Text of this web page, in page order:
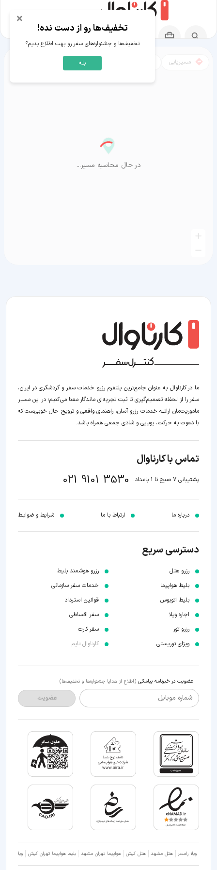
مسیریابی
در حال محاسبه مسیر...
ما در کارناوال به عنوان جامع‌ترین پلتفرم رزرو خدمات سفر و گردشگری در ایران،
سفر را از لحظه‌ تصمیم‌گیری تا ثبت تجربه‌ای ماندگار معنا می‌کنیم؛ در این مسیر‍
ماموریت‌مان اراﺋــﻪ خدمات رزرو آسان، راهنمای واقعی و ترویج حال خوبی‌ست که
با دعوت به حرکت، پویایی و شادی جمعی همراه باشد.
تماس با کارناوال
پشتیبانی 7 صبح تا 1 بامداد: 021 9101 3530
درباره ما ارتباط با ما شرایط و ضوابـط
دسترسی سریع
رزرو هتل
بلیط هواپیما
بلیط اتوبوس
اجاره ویلا
رزرو تور
ویزای توریستی
رزرو هوشمند بلیط
خدمات سفر سازمانی
قوانین استرداد
سفر اقساطی
سفر کارت
کارناوال تایم
عضویت در خبرنامه پیامکی (اطلاع از هدایا جشنواره‌ها و تخفیف‌ها)
شماره موبایل عضویت
ویلا رامسر هتل مشهد هتل کیش هواپیما تهران مشهد بلیط هواپیما تهران کیش ویلا شمال
× تخفیف‌ها رو از دست نده!
تخفیف‌ها و جشنواره‌های سفر رو بهت اطلاع بدیم؟
بله